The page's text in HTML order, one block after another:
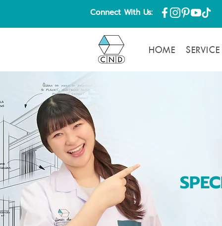
Connect With Us:
HOME SERVICE